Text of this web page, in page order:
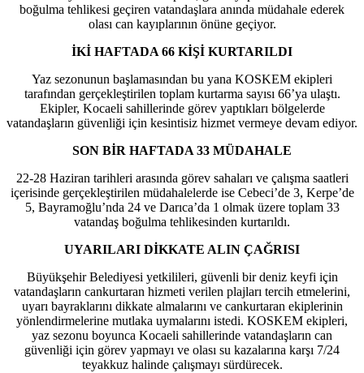
boğulma tehlikesi geçiren vatandaşlara anında müdahale ederek
olası can kayıplarının önüne geçiyor.
İKİ HAFTADA 66 KİŞİ KURTARILDI
Yaz sezonunun başlamasından bu yana KOSKEM ekipleri
tarafından gerçekleştirilen toplam kurtarma sayısı 66’ya ulaştı.
Ekipler, Kocaeli sahillerinde görev yaptıkları bölgelerde
vatandaşların güvenliği için kesintisiz hizmet vermeye devam ediyor.
SON BİR HAFTADA 33 MÜDAHALE
22-28 Haziran tarihleri arasında görev sahaları ve çalışma saatleri
içerisinde gerçekleştirilen müdahalelerde ise Cebeci’de 3, Kerpe’de
5, Bayramoğlu’nda 24 ve Darıca’da 1 olmak üzere toplam 33
vatandaş boğulma tehlikesinden kurtarıldı.
UYARILARI DİKKATE ALIN ÇAĞRISI
Büyükşehir Belediyesi yetkilileri, güvenli bir deniz keyfi için
vatandaşların cankurtaran hizmeti verilen plajları tercih etmelerini,
uyarı bayraklarını dikkate almalarını ve cankurtaran ekiplerinin
yönlendirmelerine mutlaka uymalarını istedi. KOSKEM ekipleri,
yaz sezonu boyunca Kocaeli sahillerinde vatandaşların can
güvenliği için görev yapmayı ve olası su kazalarına karşı 7/24
teyakkuz halinde çalışmayı sürdürecek.